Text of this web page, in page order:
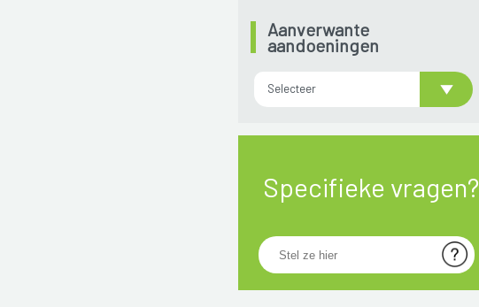
Aanverwante
aandoeningen
Selecteer
Specifieke vragen?